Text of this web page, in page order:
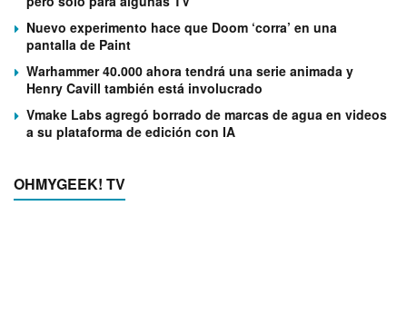
Nuevo experimento hace que Doom ‘corra’ en una
pantalla de Paint
Warhammer 40.000 ahora tendrá una serie animada y
Henry Cavill también está involucrado
Vmake Labs agregó borrado de marcas de agua en videos
a su plataforma de edición con IA
OHMYGEEK! TV